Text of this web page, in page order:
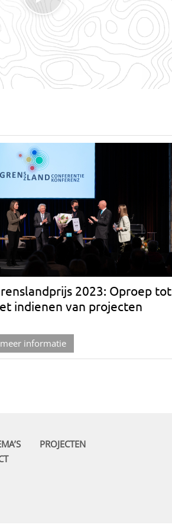
2023: Oproep tot
indienen van projecten
meer informatie
PROJECTEN